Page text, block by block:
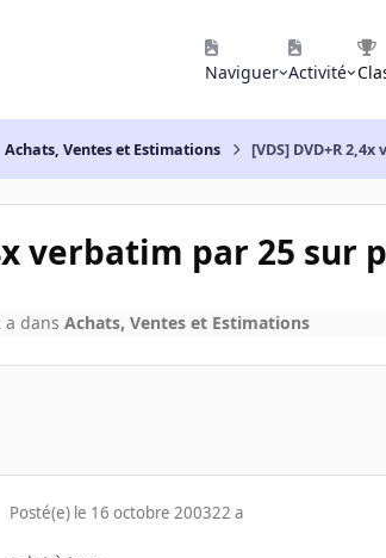
Naviguer Activité
Achats, Ventes et Estimations [VDS] DVD+R
verbatim par 25 sur
a dans Achats, Ventes et Estimations
Posté(e) le 16 octobre 200322 a